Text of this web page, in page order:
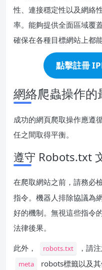
性、連接穩定性以及網絡
率。能夠提供全面區域覆
確保在各種目標網站上都
點擊註冊
網絡爬蟲操作的
成功的網頁爬取操作應遵
任之間取得平衡。
遵守 Robots.txt
在爬取網站之前，請務必
指令。機器人排除協議為
好的機制。無視這些指令
法律後果。
此外，
robots.txt ，請
meta
robots標籤以及